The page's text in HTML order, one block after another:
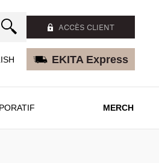
ACCÈS CLIENT
EKITA Express
MERCH